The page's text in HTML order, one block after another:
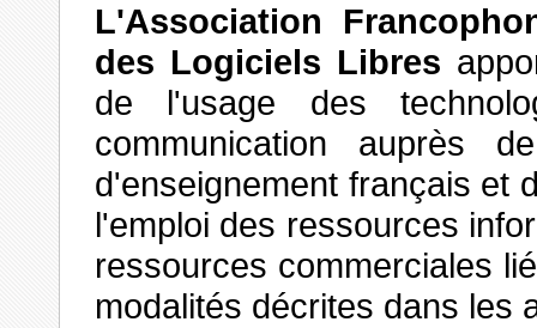
L'Association
des Logiciels Libres
de l'usage des
communication auprès
d'enseignement français et
l'emploi des ressources
ressources commerciales
modalités décrites dans les